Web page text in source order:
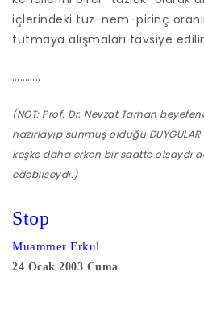
içlerindeki tuz-nem-pirinç
tutmaya alışmaları tavsiye
………..
(NOT: Prof. Dr. Nevzat Tarhan
hazırlayıp sunmuş olduğu DUYGULAR
keşke daha erken bir saatte olsaydı
edebilseydi.)
Stop
Muammer Erkul
24 Ocak 2003 Cuma